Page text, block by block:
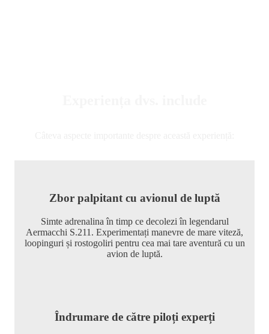
Zbor palpitant cu avionul de luptă
Simte adrenalina în timp ce decolezi în legendarul
Aermacchi S.211. Experimentați manevre de mare viteză,
loopinguri și rostogoliri pentru cea mai tare aventură cu un
avion de luptă.
Îndrumare de către piloți experți